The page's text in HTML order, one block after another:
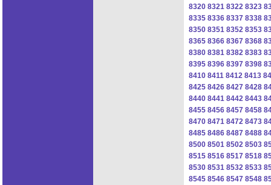
8320 8321 8322 8323
8335 8336 8337 8338
8350 8351 8352 8353
8365 8366 8367 8368
8380 8381 8382 8383
8395 8396 8397 8398
8410 8411 8412 8413
8425 8426 8427 8428
8440 8441 8442 8443
8455 8456 8457 8458
8470 8471 8472 8473
8485 8486 8487 8488
8500 8501 8502 8503
8515 8516 8517 8518
8530 8531 8532 8533
8545 8546 8547 8548